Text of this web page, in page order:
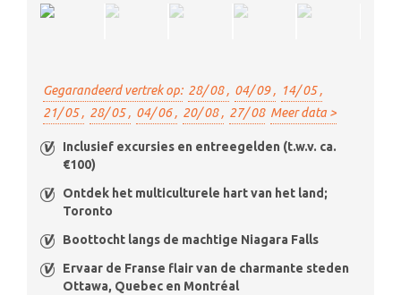
Gegarandeerd vertrek op: 28/ 08 , 04/ 09 , 14/ 05 ,
21/ 05 , 28/ 05 , 04/ 06 , 20/ 08 , 27/ 08 Meer data >
Inclusief excursies en entreegelden (t.w.v. ca.
€100)
Ontdek het multiculturele hart van het land;
Toronto
Boottocht langs de machtige Niagara Falls
Ervaar de Franse flair van de charmante steden
Ottawa, Quebec en Montréal